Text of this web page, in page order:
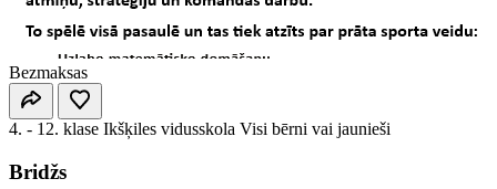
Bezmaksas
4. - 12. klase Ikšķiles vidusskola Visi bērni vai jaunieši
Bridžs